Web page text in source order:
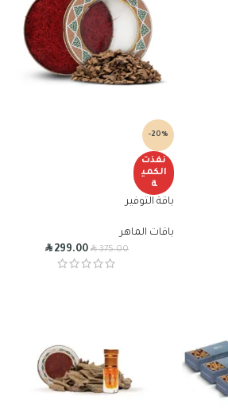
-20%
نفذت
الكمي
ة
باقة التوفير
باقات الماهر
R375.00
R299.00